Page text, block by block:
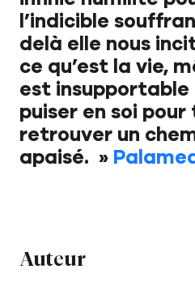
Nos
Notre
Notre
Le carnet
l’indicible
delà elle nous
ce qu’est la vie,
est insupportable
puiser en soi
retrouver un
apaisé. »
Auteur